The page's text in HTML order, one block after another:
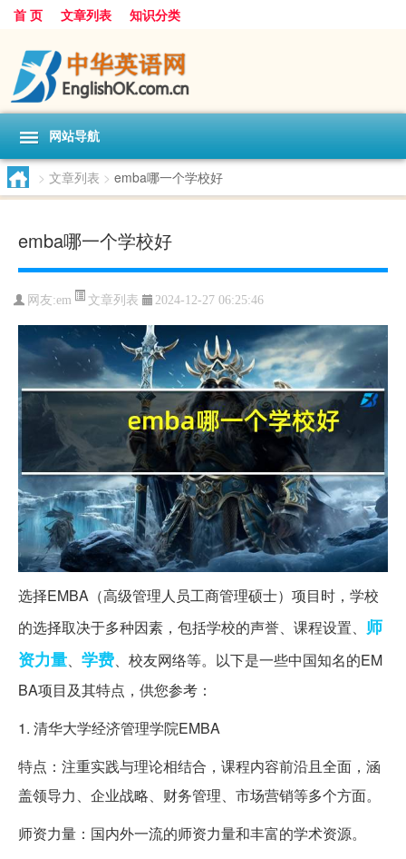
首 页 文章列表 知识分类
网站导航
> 文章列表 > emba哪一个学校好
emba哪一个学校好
网友:em 文章列表 2024-12-27 06:25:46
选择EMBA（高级管理人员工商管理硕士）项目时，学校
的选择取决于多种因素，包括学校的声誉、课程设置、 师
资力量、 学费、校友网络等。以下是一些中国知名的EM
BA项目及其特点，供您参考：
1. 清华大学经济管理学院EMBA
特点：注重实践与理论相结合，课程内容前沿且全面，涵
盖领导力、企业战略、财务管理、市场营销等多个方面。
师资力量：国内外一流的师资力量和丰富的学术资源。